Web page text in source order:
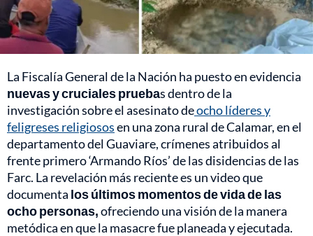
La Fiscalía General de la Nación ha puesto en evidencia
nuevas y cruciales pruebas dentro de la
investigación sobre el asesinato deocho líderes y
feligreses religiososen una zona rural de Calamar, en el
departamento del Guaviare, crímenes atribuidos al
frente primero ‘Armando Ríos’ de las disidencias de las
Farc. La revelación más reciente es un video que
documenta los últimos momentos de vida de las
ocho personas,ofreciendo una visión de la manera
metódica en que la masacre fue planeada y ejecutada.